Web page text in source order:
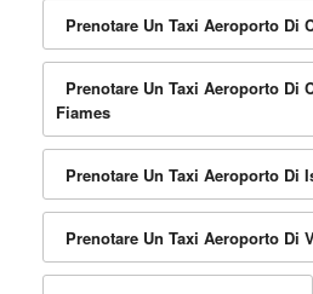
Prenotare Un Taxi Aeroporto Di
Prenotare Un Taxi Aeroporto Di
Fiames
Prenotare Un Taxi Aeroporto Di
Prenotare Un Taxi Aeroporto Di